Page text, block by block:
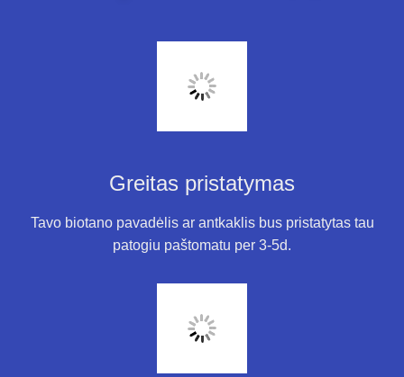
Greitas pristatymas
Tavo biotano pavadėlis ar antkaklis bus pristatytas tau
patogiu paštomatu per 3-5d.